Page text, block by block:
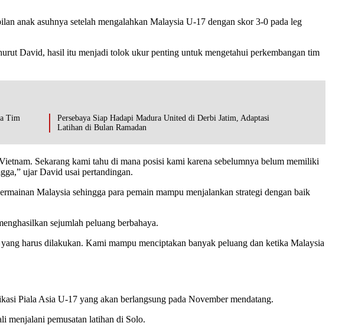
anak asuhnya setelah mengalahkan Malaysia U-17 dengan skor 3-0 pada leg
David, hasil itu menjadi tolok ukur penting untuk mengetahui perkembangan tim
Tim
Persebaya Siap Hadapi Madura United di Derbi Jatim, Adaptasi
Latihan di Bulan Ramadan
Sekarang kami tahu di mana posisi kami karena sebelumnya belum memiliki
ujar David usai pertandingan.
Malaysia sehingga para pemain mampu menjalankan strategi dengan baik
sejumlah peluang berbahaya.
harus dilakukan. Kami mampu menciptakan banyak peluang dan ketika Malaysia
Piala Asia U-17 yang akan berlangsung pada November mendatang.
menjalani pemusatan latihan di Solo.